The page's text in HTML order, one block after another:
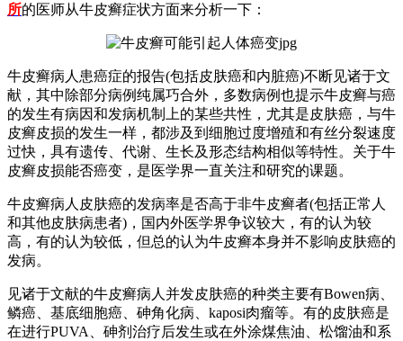
所的医师从牛皮癣症状方面来分析一下：
牛皮癣病人患癌症的报告(包括皮肤癌和内脏癌)不断见诸于文
献，其中除部分病例纯属巧合外，多数病例也提示牛皮癣与癌
的发生有病因和发病机制上的某些共性，尤其是皮肤癌，与牛
皮癣皮损的发生一样，都涉及到细胞过度增殖和有丝分裂速度
过快，具有遗传、代谢、生长及形态结构相似等特性。关于牛
皮癣皮损能否癌变，是医学界一直关注和研究的课题。
牛皮癣病人皮肤癌的发病率是否高于非牛皮癣者(包括正常人
和其他皮肤病患者)，国内外医学界争议较大，有的认为较
高，有的认为较低，但总的认为牛皮癣本身并不影响皮肤癌的
发病。
见诸于文献的牛皮癣病人并发皮肤癌的种类主要有Bowen病、
鳞癌、基底细胞癌、砷角化病、kaposi肉瘤等。有的皮肤癌是
在进行PUVA、砷剂治疗后发生或在外涂煤焦油、松馏油和系